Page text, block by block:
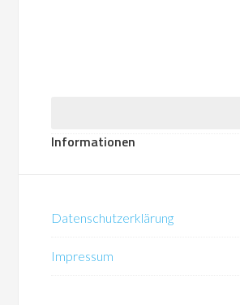
Informationen
Datenschutzerklärung
Impressum